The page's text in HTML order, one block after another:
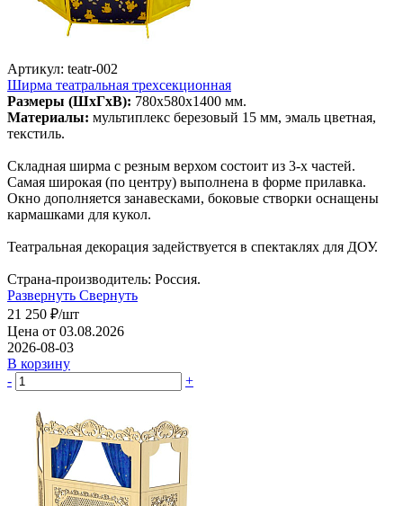
Артикул: teatr-002
Ширма театральная трехсекционная
Размеры (ШхГхВ): 780х580х1400 мм.
Материалы: мультиплекс березовый 15 мм, эмаль цветная,
текстиль.
Складная ширма с резным верхом состоит из 3-х частей.
Самая широкая (по центру) выполнена в форме прилавка.
Окно дополняется занавесками, боковые створки оснащены
кармашками для кукол.
Театральная декорация задействуется в спектаклях для ДОУ.
Страна-производитель: Россия.
Развернуть Свернуть
21 250 ₽/шт
Цена от 03.08.2026
2026-08-03
В корзину
-
+